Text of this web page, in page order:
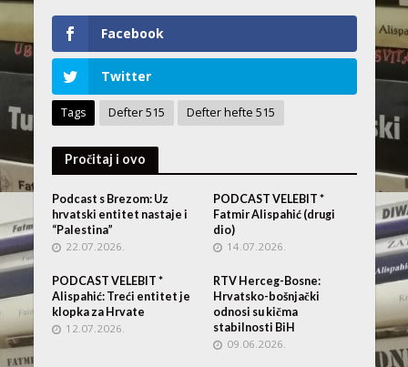
Facebook
Twitter
Tags Defter 515 Defter hefte 515
Pročitaj i ovo
Podcast s Brezom: Uz
hrvatski entitet nastaje i
“Palestina”
22.07.2026.
PODCAST VELEBIT *
Fatmir Alispahić (drugi
dio)
14.07.2026.
PODCAST VELEBIT *
Alispahić: Treći entitet je
klopka za Hrvate
12.07.2026.
RTV Herceg-Bosne:
Hrvatsko-bošnjački
odnosi su kičma
stabilnosti BiH
09.06.2026.